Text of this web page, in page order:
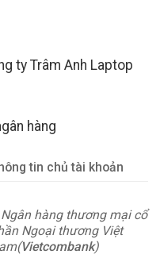
ty Trâm Anh Laptop
hàng
tin chủ tài khoản
Ngân hàng thương mại cổ
Ngoại thương Việt
Vietcombank)